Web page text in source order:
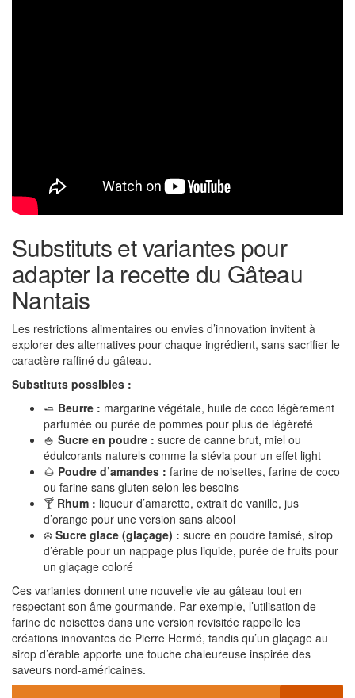
Substituts et variantes pour
adapter la recette du Gâteau
Nantais
Les restrictions alimentaires ou envies d’innovation invitent à
explorer des alternatives pour chaque ingrédient, sans sacrifier le
caractère raffiné du gâteau.
Substituts possibles :
🧈 Beurre : margarine végétale, huile de coco légèrement
parfumée ou purée de pommes pour plus de légèreté
🍚 Sucre en poudre : sucre de canne brut, miel ou
édulcorants naturels comme la stévia pour un effet light
🌰 Poudre d’amandes : farine de noisettes, farine de coco
ou farine sans gluten selon les besoins
🍸 Rhum : liqueur d’amaretto, extrait de vanille, jus
d’orange pour une version sans alcool
❄️ Sucre glace (glaçage) : sucre en poudre tamisé, sirop
d’érable pour un nappage plus liquide, purée de fruits pour
un glaçage coloré
Ces variantes donnent une nouvelle vie au gâteau tout en
respectant son âme gourmande. Par exemple, l’utilisation de
farine de noisettes dans une version revisitée rappelle les
créations innovantes de Pierre Hermé, tandis qu’un glaçage au
sirop d’érable apporte une touche chaleureuse inspirée des
saveurs nord-américaines.